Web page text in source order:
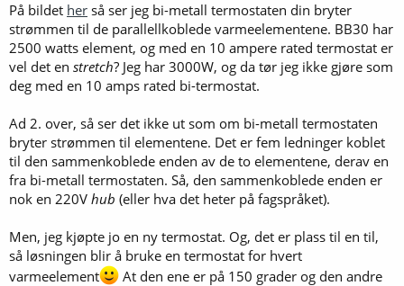
På bildet her så ser jeg bi-metall termostaten din bryter
strømmen til de parallellkoblede varmeelementene. BB30 har
2500 watts element, og med en 10 ampere rated termostat er
vel det en stretch? Jeg har 3000W, og da tør jeg ikke gjøre som
deg med en 10 amps rated bi-termostat.
Ad 2. over, så ser det ikke ut som om bi-metall termostaten
bryter strømmen til elementene. Det er fem ledninger koblet
til den sammenkoblede enden av de to elementene, derav en
fra bi-metall termostaten. Så, den sammenkoblede enden er
nok en 220V hub (eller hva det heter på fagspråket).
Men, jeg kjøpte jo en ny termostat. Og, det er plass til en til,
så løsningen blir å bruke en termostat for hvert
varmeelement
At den ene er på 150 grader og den andre